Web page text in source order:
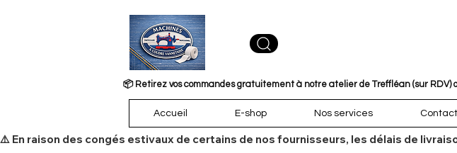
📦 Retirez vos commandes gratuitement à notre atelier de Treffléan (sur RDV)
Accueil E-shop Nos services Contact
​⚠️ En raison des congés estivaux de certains de nos fournisseurs, les délais de